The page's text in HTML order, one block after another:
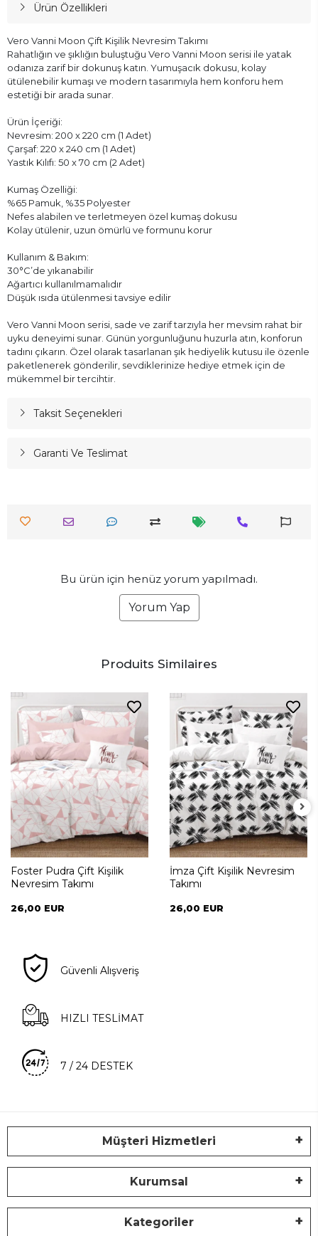
Ürün Özellikleri
Vero Vanni Moon Çift Kişilik Nevresim Takımı
Rahatlığın ve şıklığın buluştuğu Vero Vanni Moon serisi ile yatak
odanıza zarif bir dokunuş katın. Yumuşacık dokusu, kolay
ütülenebilir kumaşı ve modern tasarımıyla hem konforu hem
estetiği bir arada sunar.
Ürün İçeriği:
Nevresim: 200 x 220 cm (1 Adet)
Çarşaf: 220 x 240 cm (1 Adet)
Yastık Kılıfı: 50 x 70 cm (2 Adet)
Kumaş Özelliği:
%65 Pamuk, %35 Polyester
Nefes alabilen ve terletmeyen özel kumaş dokusu
Kolay ütülenir, uzun ömürlü ve formunu korur
Kullanım & Bakım:
30°C’de yıkanabilir
Ağartıcı kullanılmamalıdır
Düşük ısıda ütülenmesi tavsiye edilir
Vero Vanni Moon serisi, sade ve zarif tarzıyla her mevsim rahat bir
uyku deneyimi sunar. Günün yorgunluğunu huzurla atın, konforun
tadını çıkarın. Özel olarak tasarlanan şık hediyelik kutusu ile özenle
paketlenerek gönderilir, sevdiklerinize hediye etmek için de
mükemmel bir tercihtir.
Taksit Seçenekleri
Garanti Ve Teslimat
Bu ürün için henüz yorum yapılmadı.
Yorum Yap
Produits Similaires
Foster Pudra Çift Kişilik
Nevresim Takımı
26,00 EUR
İmza Çift Kişilik Nevresim
Takımı
26,00 EUR
Güvenli Alışveriş
HIZLI TESLİMAT
7 / 24 DESTEK
Müşteri Hizmetleri
Kurumsal
Kategoriler